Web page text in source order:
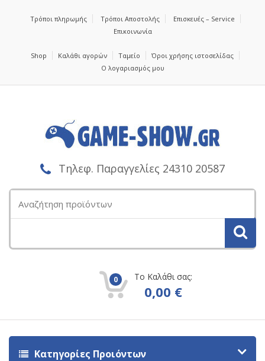
Τρόποι πληρωμής Τρόποι Αποστολής
Επισκευές – Service
Επικοινωνία
Shop Καλάθι αγορών Ταμείο
Όροι χρήσης ιστοσελίδας
Ο λογαριασμός μου
Τηλεφ. Παραγγελίες 24310 20587
για:
0 Το Καλάθι σας:
0,00 €
Κατηγορίες Προιόντων